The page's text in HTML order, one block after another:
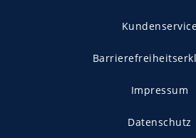
Impressum
Datenschutz